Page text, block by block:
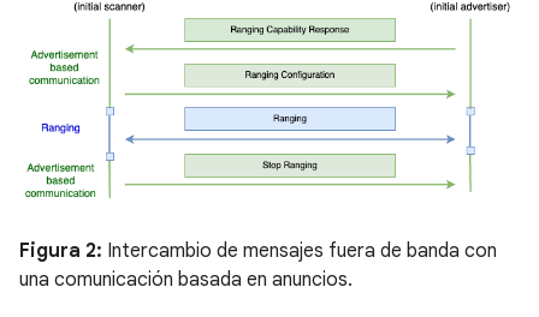
Figura 2: Intercambio de mensajes fuera de banda con
una comunicación basada en anuncios.